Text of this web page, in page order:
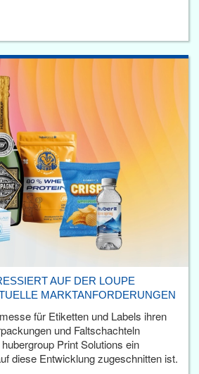
AUF DER LOUPE
MARKTANFORDERUNGEN
für Etiketten und Labels ihren
und Faltschachteln
Print Solutions ein
diese Entwicklung zugeschnitten ist.